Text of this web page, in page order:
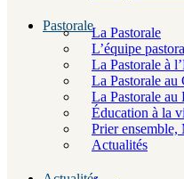
PastoraleLa Pastorale
L’équipe
La Pastorale à
La Pastorale au
La Pastorale au
Éducation à la
Prier ensemble,
Actualités